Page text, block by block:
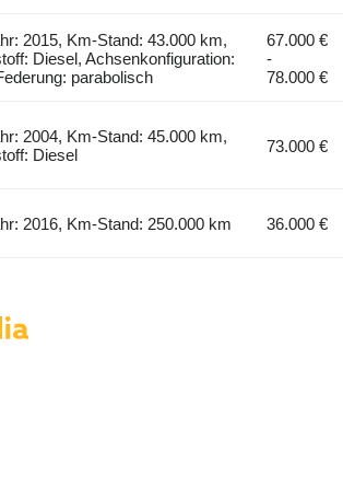
2015, Km-Stand: 43.000 km,
Diesel, Achsenkonfiguration:
parabolisch
67.000 €
-
78.000 €
2004, Km-Stand: 45.000 km,
Diesel
73.000 €
2016, Km-Stand: 250.000 km 36.000 €